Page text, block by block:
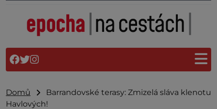
Domů
Barrandovské terasy: Zmizelá sláva klenotu
Havlových!